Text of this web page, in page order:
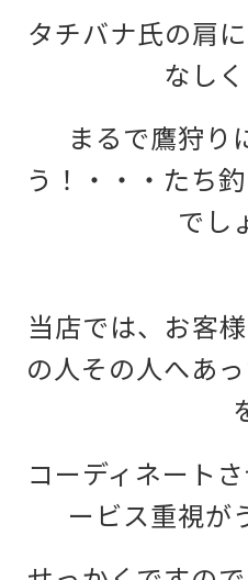
タチバナ氏の肩
なし
まるで鷹狩り
う！・・・たち
でし
当店では、お客
の人その人へあ
コーディネート
ービス重視が